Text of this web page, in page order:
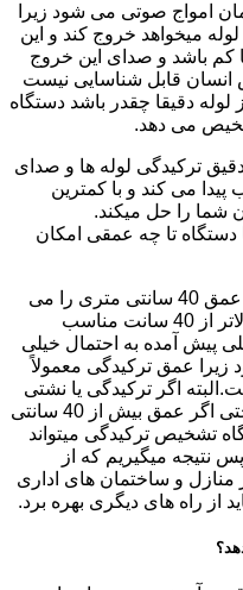
امواج صوتی می شود زیرا
میخواهد خروج کند و این
باشد و صدای این خروج
انسان قابل شناسایی نیست
دقیقا چقدر باشد دستگاه
می دهد.
ترکیدگی لوله ها و صدای
می کند و با کمترین
شما را حل میکند.
تا چه عمقی امکان
دستگاه های نشت یابی لوله صوتی تا عمق 40 سانتی متری را می
توانند نشت یابی کنند و برای عمقی بالاتر از 40 سانت مناسب
پیش آمده به احتمال خیلی
عمق ترکیدگی معمولاً
از 40 سانت نیست.البته اگر ترکیدگی یا نشتی
لوله زیاد باشد و صدایی را ایجاد کند حتی اگر عمق بیش از 40 سانتی
تشخیص ترکیدگی میتواند
میگیریم که از
منازل و ساختمان های اداری
از راه های دیگری بهره برد.